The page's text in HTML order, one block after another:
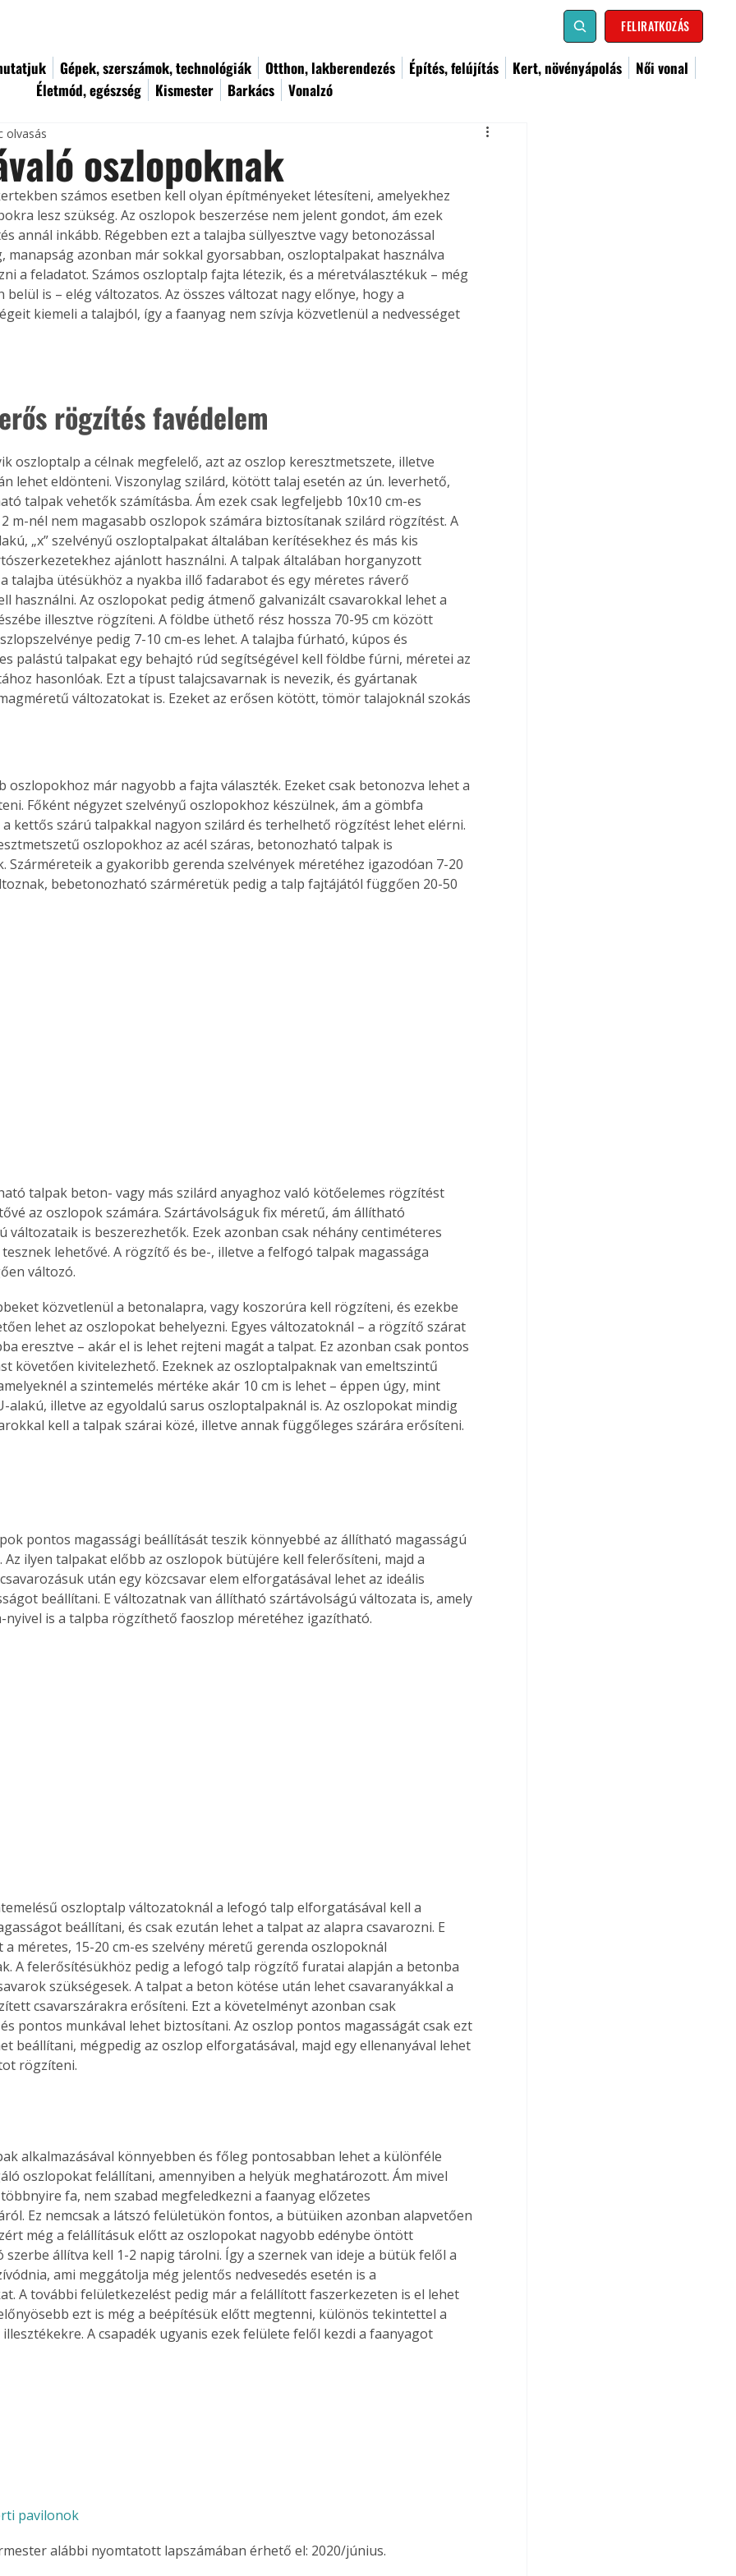
FELIRATKOZÁS
Gépek, szerszámok, technológiák Otthon, lakberendezés Építés, felújítás Kert, növényápolás
Női vonal
Életmód, egészség
Kismester Barkács Vonalzó
az
Old
Együtt jobban megéri!
Bővebb információ itt!
Együtt jobban megéri! A
könyvek tetszőleges
párosítással kedvezményes
oszlopoknak
olvasás
számos esetben kell olyan építményeket létesíteni, amelyekhez
lesz szükség. Az oszlopok beszerzése nem jelent gondot, ám ezek
annál inkább. Régebben ezt a talajba süllyesztve vagy betonozással
manapság azonban már sokkal gyorsabban, oszloptalpakat használva
a feladatot. Számos oszloptalp fajta létezik, és a méretválasztékuk – még
belül is – elég változatos. Az összes változat nagy előnye, hogy a
kiemeli a talajból, így a faanyag nem szívja közvetlenül a nedvességet
rögzítés favédelem
oszloptalp a célnak megfelelő, azt az oszlop keresztmetszete, illetve
lehet eldönteni. Viszonylag szilárd, kötött talaj esetén az ún. leverhető,
talpak vehetők számításba. Ám ezek csak legfeljebb 10x10 cm-es
m-nél nem magasabb oszlopok számára biztosítanak szilárd rögzítést. A
„x” szelvényű oszloptalpakat általában kerítésekhez és más kis
ajánlott használni. A talpak általában horganyzott
talajba ütésükhöz a nyakba illő fadarabot és egy méretes ráverő
használni. Az oszlopokat pedig átmenő galvanizált csavarokkal lehet a
illesztve rögzíteni. A földbe üthető rész hossza 70-95 cm között
pedig 7-10 cm-es lehet. A talajba fúrható, kúpos és
palástú talpakat egy behajtó rúd segítségével kell földbe fúrni, méretei az
hasonlóak. Ezt a típust talajcsavarnak is nevezik, és gyártanak
változatokat is. Ezeket az erősen kötött, tömör talajoknál szokás
oszlopokhoz már nagyobb a fajta választék. Ezeket csak betonozva lehet a
Főként négyzet szelvényű oszlopokhoz készülnek, ám a gömbfa
kettős szárú talpakkal nagyon szilárd és terhelhető rögzítést lehet elérni.
oszlopokhoz az acél száras, betonozható talpak is
Szárméreteik a gyakoribb gerenda szelvények méretéhez igazodóan 7-20
bebetonozható szárméretük pedig a talp fajtájától függően 20-50
talpak beton- vagy más szilárd anyaghoz való kötőelemes rögzítést
az oszlopok számára. Szártávolságuk fix méretű, ám állítható
változataik is beszerezhetők. Ezek azonban csak néhány centiméteres
lehetővé. A rögzítő és be-, illetve a felfogó talpak magassága
változó.
közvetlenül a betonalapra, vagy koszorúra kell rögzíteni, és ezekbe
lehet az oszlopokat behelyezni. Egyes változatoknál – a rögzítő szárat
eresztve – akár el is lehet rejteni magát a talpat. Ez azonban csak pontos
követően kivitelezhető. Ezeknek az oszloptalpaknak van emeltszintű
a szintemelés mértéke akár 10 cm is lehet – éppen úgy, mint
alakú, illetve az egyoldalú sarus oszloptalpaknál is. Az oszlopokat mindig
kell a talpak szárai közé, illetve annak függőleges szárára erősíteni.
pontos magassági beállítását teszik könnyebbé az állítható magasságú
Az ilyen talpakat előbb az oszlopok bütüjére kell felerősíteni, majd a
után egy közcsavar elem elforgatásával lehet az ideális
beállítani. E változatnak van állítható szártávolságú változata is, amely
nyivel is a talpba rögzíthető faoszlop méretéhez igazítható.
oszloptalp változatoknál a lefogó talp elforgatásával kell a
beállítani, és csak ezután lehet a talpat az alapra csavarozni. E
méretes, 15-20 cm-es szelvény méretű gerenda oszlopoknál
A felerősítésükhöz pedig a lefogó talp rögzítő furatai alapján a betonba
szükségesek. A talpat a beton kötése után lehet csavaranyákkal a
csavarszárakra erősíteni. Ezt a követelményt azonban csak
pontos munkával lehet biztosítani. Az oszlop pontos magasságát csak ezt
beállítani, mégpedig az oszlop elforgatásával, majd egy ellenanyával lehet
rögzíteni.
alkalmazásával könnyebben és főleg pontosabban lehet a különféle
oszlopokat felállítani, amennyiben a helyük meghatározott. Ám mivel
fa, nem szabad megfeledkezni a faanyag előzetes
Ez nemcsak a látszó felületükön fontos, a bütüiken azonban alapvetően
még a felállításuk előtt az oszlopokat nagyobb edénybe öntött
szerbe állítva kell 1-2 napig tárolni. Így a szernek van ideje a bütük felől a
ami meggátolja még jelentős nedvesedés esetén is a
A további felületkezelést pedig már a felállított faszerkezeten is el lehet
ezt is még a beépítésük előtt megtenni, különös tekintettel a
A csapadék ugyanis ezek felülete felől kezdi a faanyagot
pavilonok
alábbi nyomtatott lapszámában érhető el: 2020/június.